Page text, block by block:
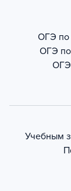
ОГЭ по
ОГЭ
ОГЭ
Учебным